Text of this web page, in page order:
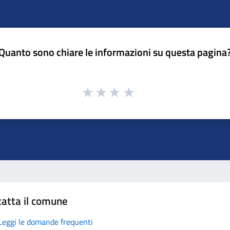
sono chiare le informazioni su questa
il comune
le domande frequenti